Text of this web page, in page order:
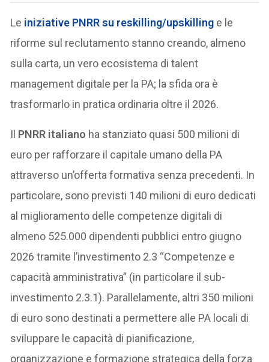
Le iniziative PNRR su reskilling/upskilling e le
riforme sul reclutamento stanno creando, almeno
sulla carta, un vero ecosistema di talent
management digitale per la PA; la sfida ora è
trasformarlo in pratica ordinaria oltre il 2026.
Il PNRR italiano ha stanziato quasi 500 milioni di
euro per rafforzare il capitale umano della PA
attraverso un’offerta formativa senza precedenti. In
particolare, sono previsti 140 milioni di euro dedicati
al miglioramento delle competenze digitali di
almeno 525.000 dipendenti pubblici entro giugno
2026 tramite l’investimento 2.3 “Competenze e
capacità amministrativa” (in particolare il sub-
investimento 2.3.1). Parallelamente, altri 350 milioni
di euro sono destinati a permettere alle PA locali di
sviluppare le capacità di pianificazione,
organizzazione e formazione strategica della forza